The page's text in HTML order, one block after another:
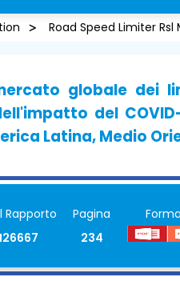
Road Speed Limiter Rsl
globale dei
del
Latina, Medio
Rapporto
Pagina
234